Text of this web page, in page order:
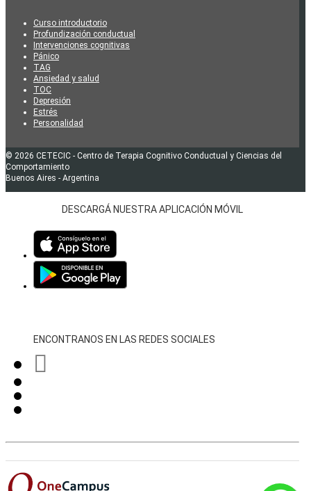
Curso introductorio
Profundización conductual
Intervenciones cognitivas
Pánico
TAG
Ansiedad y salud
TOC
Depresión
Estrés
Personalidad
© 2026 CETECIC - Centro de Terapia Cognitivo Conductual y Ciencias del
Comportamiento
Buenos Aires - Argentina
DESCARGÁ NUESTRA APLICACIÓN MÓVIL